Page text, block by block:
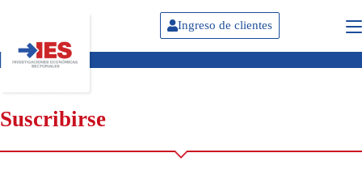
Ingreso de clientes
Suscribirse